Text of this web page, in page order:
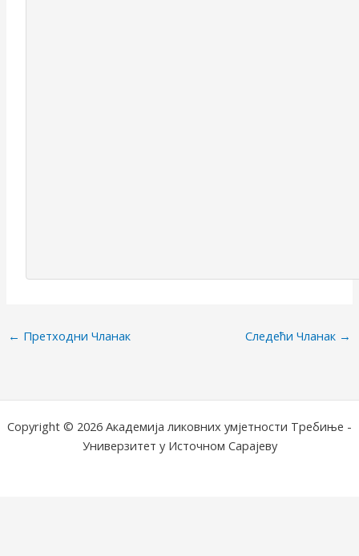
← Претходни Чланак Следећи Чланак →
Copyright © 2026 Академија ликовних умјетности Требиње -
Универзитет у Источном Сарајеву